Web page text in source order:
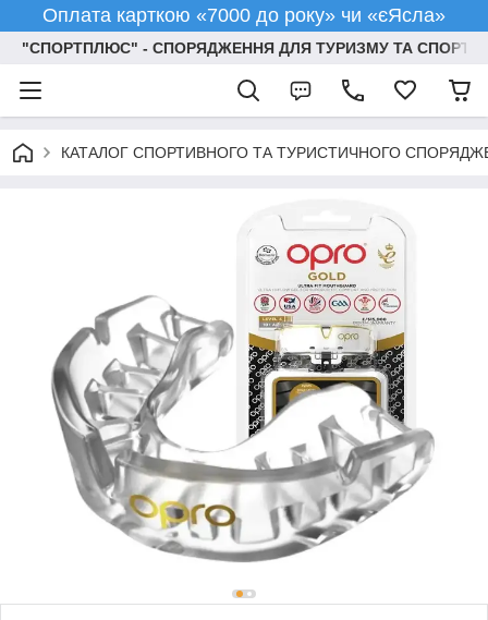
Оплата карткою «7000 до року» чи «єЯсла»
"СПОРТПЛЮС" - СПОРЯДЖЕННЯ ДЛЯ ТУРИЗМУ ТА СПОРТУ
КАТАЛОГ СПОРТИВНОГО ТА ТУРИСТИЧНОГО